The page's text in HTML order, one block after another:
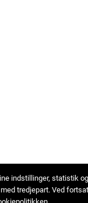
indstillinger, statistik
tredjepart. Ved